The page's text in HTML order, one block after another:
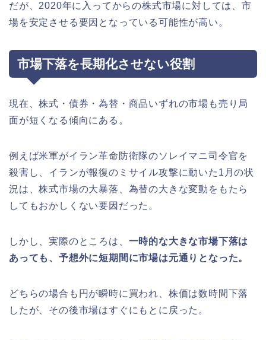
だが、2020年に入ってからの株式市場に対しては、市
場を安定させる要因となっている可能性が高い。
市場下落を長期化させない役割
現在、株式・債券・為替・商品いずれの市場も売り局
面が短くなる傾向にある。
例えば米軍がイラン革命防衛隊のソレイマニ司令官を
殺害し、イランが報復のミサイル攻撃に動いた1月の状
況は、株式市場の大暴落、為替の大きな変動をもたら
してもおかしくない要因だった。
しかし、実際のところは、 一時的な大きな市場下落は
あっても、予想外に短期間に市場は元通りとなった。
どちらの場合も円が瞬時に買われ、株価は数時間下落
したが、その後市場はすぐにもとに戻った。